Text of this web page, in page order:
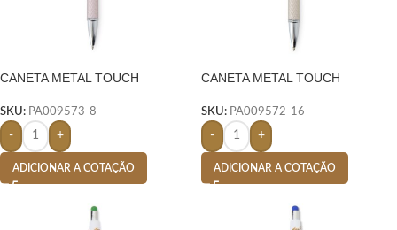
CANETA METAL TOUCH
SKU: PA009573-8
- +
ADICIONAR A COTAÇÃO
CANETA METAL TOUCH
SKU: PA009572-16
- +
ADICIONAR A COTAÇÃO